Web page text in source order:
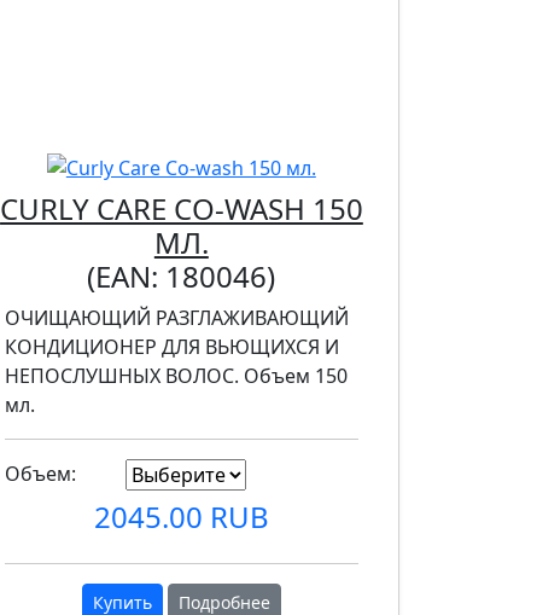
CURLY CARE CO-WASH 150
МЛ.
(EAN: 180046)
ОЧИЩАЮЩИЙ РАЗГЛАЖИВАЮЩИЙ
КОНДИЦИОНЕР ДЛЯ ВЬЮЩИХСЯ И
НЕПОСЛУШНЫХ ВОЛОС. Объем 150
мл.
Объем:
2045.00 RUB
Купить Подробнее